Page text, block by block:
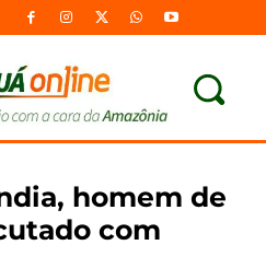
homem de
com